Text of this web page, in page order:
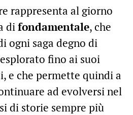
rappresenta al giorno
difondamentale, che
ogni saga degno di
fino ai suoi
e che permette quindi a
ad evolversi nel
di storie sempre più